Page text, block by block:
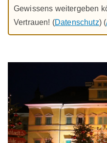
Gewissens weitergeben
Vertrauen! (Datenschutz) (